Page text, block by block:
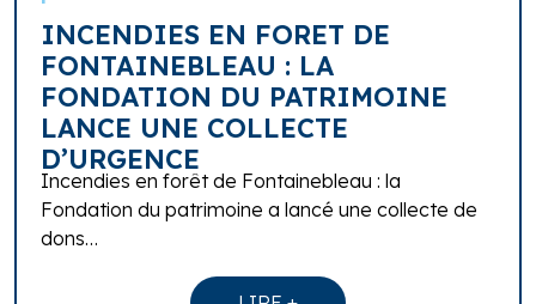
INCENDIES EN FORET DE
FONTAINEBLEAU : LA
FONDATION DU PATRIMOINE
LANCE UNE COLLECTE
D’URGENCE
Incendies en forêt de Fontainebleau : la
Fondation du patrimoine a lancé une collecte de
dons…